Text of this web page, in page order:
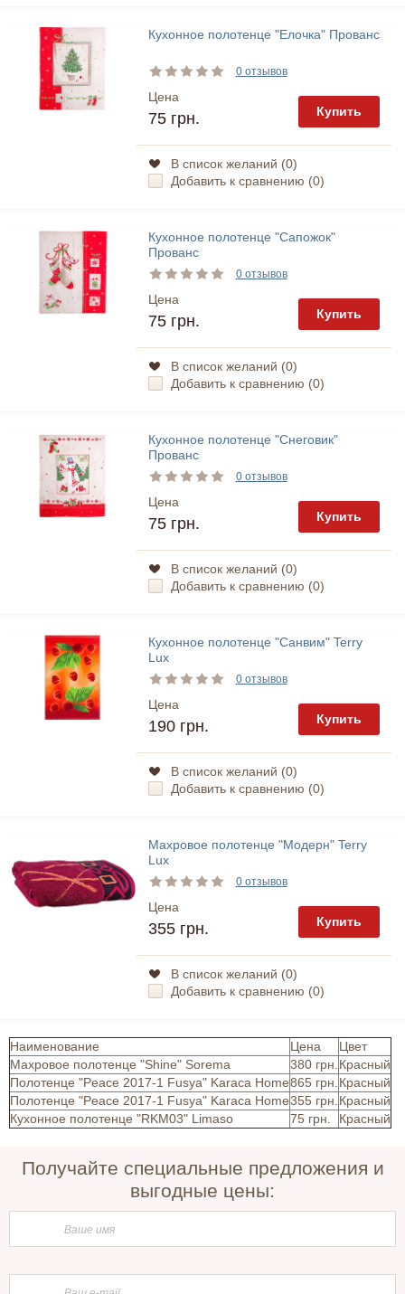
Кухонное полотенце "Елочка" Прованс
0 отзывов
Цена
75 грн. Купить
В список желаний (0)
Добавить к сравнению (0)
Кухонное полотенце "Сапожок"
Прованс
0 отзывов
Цена
75 грн. Купить
В список желаний (0)
Добавить к сравнению (0)
Кухонное полотенце "Снеговик"
Прованс
0 отзывов
Цена
75 грн. Купить
В список желаний (0)
Добавить к сравнению (0)
Кухонное полотенце "Санвим" Terry
Lux
0 отзывов
Цена
190 грн. Купить
В список желаний (0)
Добавить к сравнению (0)
Махровое полотенце "Модерн" Terry
Lux
0 отзывов
Цена
355 грн. Купить
В список желаний (0)
Добавить к сравнению (0)
Наименование Цена
Цвет
Махровое полотенце "Shine" Sorema
380 грн. Красный
Полотенце "Peace 2017-1 Fusya" Karaca Home865 грн. Красный
Полотенце "Peace 2017-1 Fusya" Karaca Home355 грн. Красный
Кухонное полотенце "RKM03" Limaso
75 грн. Красный
Получайте специальные предложения и
выгодные цены: